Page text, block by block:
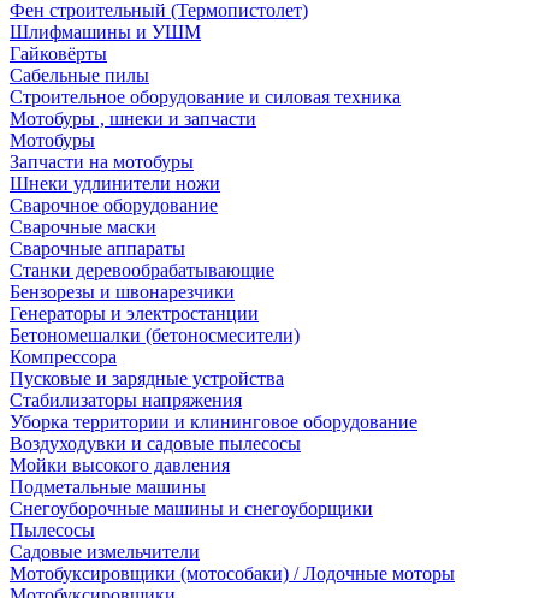
Фен строительный (Термопистолет)
Шлифмашины и УШМ
Гайковёрты
Сабельные пилы
Строительное оборудование и силовая техника
Мотобуры , шнеки и запчасти
Мотобуры
Запчасти на мотобуры
Шнеки удлинители ножи
Сварочное оборудование
Сварочные маски
Сварочные аппараты
Станки деревообрабатывающие
Бензорезы и швонарезчики
Генераторы и электростанции
Бетономешалки (бетоносмесители)
Компрессора
Пусковые и зарядные устройства
Стабилизаторы напряжения
Уборка территории и клининговое оборудование
Воздуходувки и садовые пылесосы
Мойки высокого давления
Подметальные машины
Снегоуборочные машины и снегоуборщики
Пылесосы
Садовые измельчители
Мотобуксировщики (мотособаки) / Лодочные моторы